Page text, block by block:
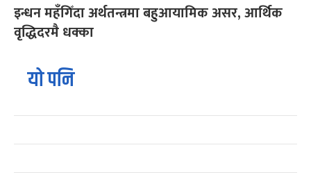
इन्धन महँगिँदा अर्थतन्त्रमा बहुआयामिक असर, आर्थिक
वृद्धिदरमै धक्का
यो पनि